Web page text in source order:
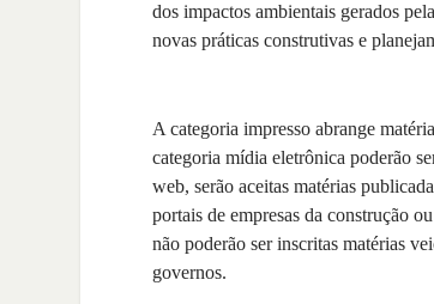
dos impactos ambientais gerados
novas práticas construtivas e
A categoria impresso abrange
categoria mídia eletrônica poderão
web, serão aceitas matérias
portais de empresas da construção
não poderão ser inscritas matérias
governos.